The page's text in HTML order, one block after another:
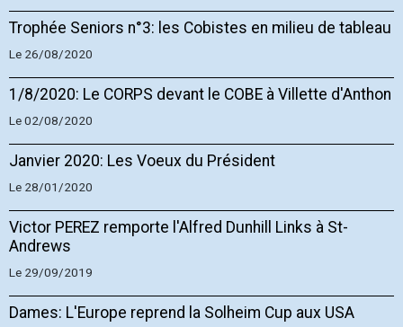
Trophée Seniors n°3: les Cobistes en milieu de tableau
Le 26/08/2020
1/8/2020: Le CORPS devant le COBE à Villette d'Anthon
Le 02/08/2020
Janvier 2020: Les Voeux du Président
Le 28/01/2020
Victor PEREZ remporte l'Alfred Dunhill Links à St-
Andrews
Le 29/09/2019
Dames: L'Europe reprend la Solheim Cup aux USA